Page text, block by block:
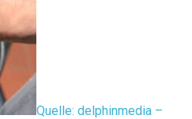
Quelle: delphinmedia –